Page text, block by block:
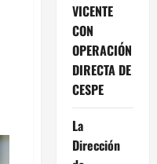
VICENTE
CON
OPERACIÓN
DIRECTA DE
CESPE
La
Dirección